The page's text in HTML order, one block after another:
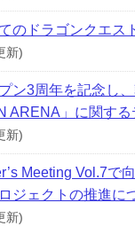
のドラゴンクエス
新)
ン3周年を記念し
ARENA」に関する
新)
Meeting Vol.7で
ジェクトの推進に
新)